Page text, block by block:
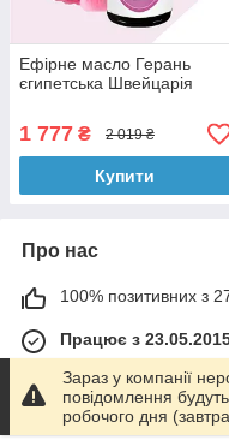
Ефірне масло Герань
єгипетська Швейцарія
1 777 ₴ 2 019 ₴
Купити
Про нас
100% позитивних з 27
Працює з
м. Київ
Київ вул.
Васильківська, Київ,
Зараз у компанії
повідомлення
робочого дня